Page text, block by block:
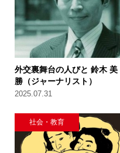
外交裏舞台の人びと 鈴木 美
勝（ジャーナリスト）
2025.07.31
社会・教育